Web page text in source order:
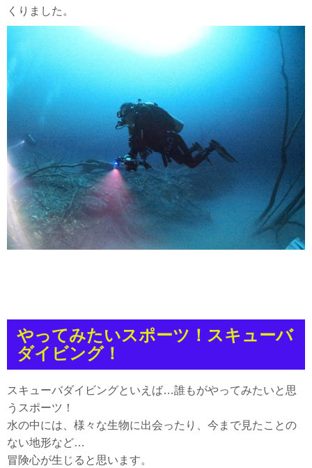
くりました。
やってみたいスポーツ！スキューバ
ダイビング！
スキューバダイビングといえば…誰もがやってみたいと思
うスポーツ！
水の中には、様々な生物に出会ったり、今まで見たことの
ない地形など…
冒険心が生じると思います。